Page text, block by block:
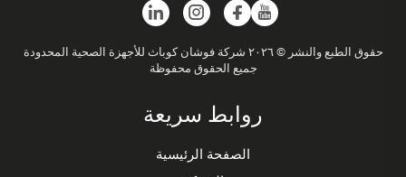
حقوق الطبع والنشر © ٢٠٢٦ شركة فوشان كوباث للأجهزة الصحية المحدودة
جميع الحقوق محفوظة
روابط سريعة
الصفحة الرئيسية